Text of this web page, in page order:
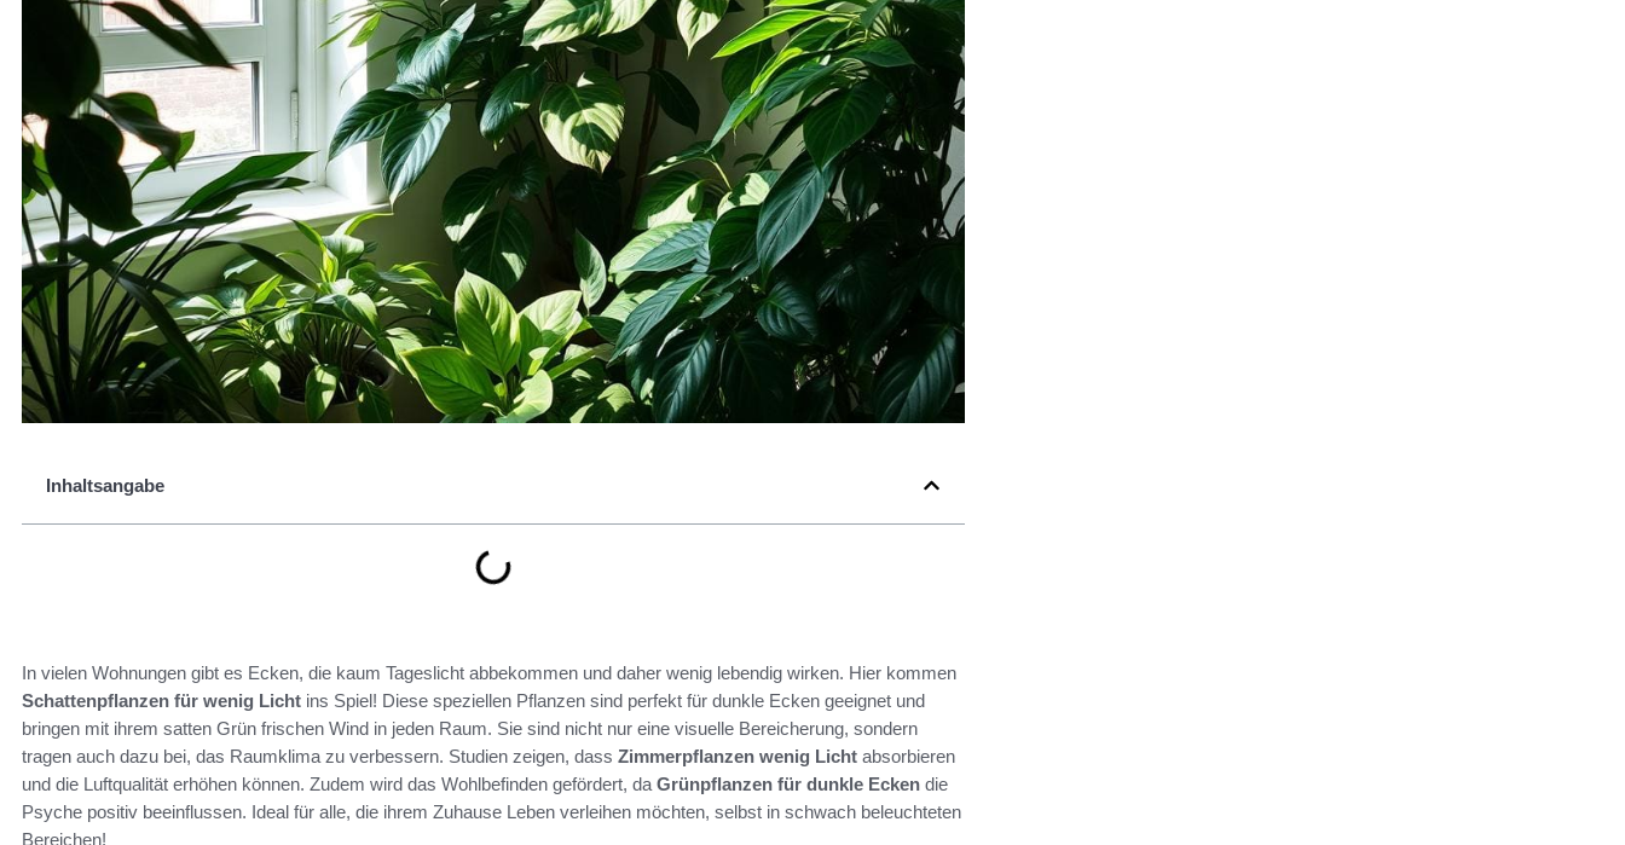
Inhaltsangabe
In vielen Wohnungen gibt es Ecken, die kaum Tageslicht abbekommen und daher wenig lebendig wirken. Hier kommen
Schattenpflanzen für wenig Licht ins Spiel! Diese speziellen Pflanzen sind perfekt für dunkle Ecken geeignet und
bringen mit ihrem satten Grün frischen Wind in jeden Raum. Sie sind nicht nur eine visuelle Bereicherung, sondern
tragen auch dazu bei, das Raumklima zu verbessern. Studien zeigen, dass Zimmerpflanzen wenig Licht absorbieren
und die Luftqualität erhöhen können. Zudem wird das Wohlbefinden gefördert, da Grünpflanzen für dunkle Ecken die
Psyche positiv beeinflussen. Ideal für alle, die ihrem Zuhause Leben verleihen möchten, selbst in schwach beleuchteten
Bereichen!